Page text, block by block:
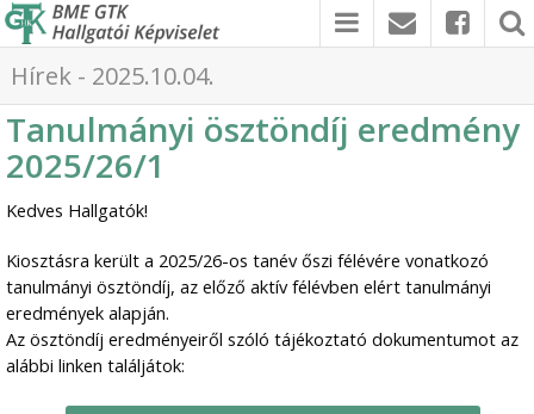
Hírek - 2025.10.04.
Tanulmányi ösztöndíj eredmény
2025/26/1
Kedves Hallgatók!
Kiosztásra került a 2025/26-os tanév őszi félévére vonatkozó
tanulmányi ösztöndíj, az előző aktív félévben elért tanulmányi
eredmények alapján.
Az ösztöndíj eredményeiről szóló tájékoztató dokumentumot az
alábbi linken találjátok: